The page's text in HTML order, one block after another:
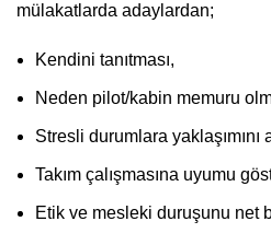
mülakatlarda adaylardan;
Kendini tanıtması,
Neden pilot/kabin memuru
Stresli durumlara yaklaşımını
Takım çalışmasına uyumu
Etik ve mesleki duruşunu net